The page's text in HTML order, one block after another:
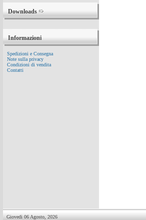
Downloads
Informazioni
Spedizioni e Consegna
Note sulla privacy
Condizioni di vendita
Contatti
Giovedi 06 Agosto, 2026